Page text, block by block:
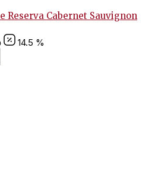
Reserva Cabernet Sauvignon
14.5 %